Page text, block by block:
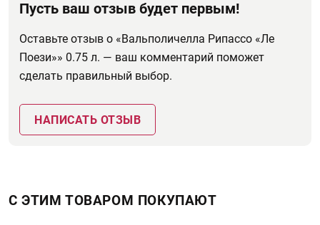
Пусть ваш отзыв будет первым!
Оставьте отзыв о «Вальполичелла Рипассо «Ле
Поези»» 0.75 л. — ваш комментарий поможет
сделать правильный выбор.
НАПИСАТЬ ОТЗЫВ
С ЭТИМ ТОВАРОМ ПОКУПАЮТ